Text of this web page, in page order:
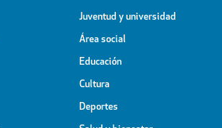
Juventud y universidad
Área social
Educación
Cultura
Deportes